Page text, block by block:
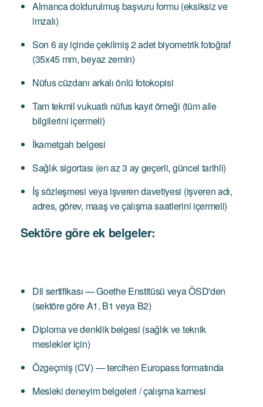
Almanca doldurulmuş başvuru formu (eksiksiz ve
imzalı)
Son 6 ay içinde çekilmiş 2 adet biyometrik fotoğraf
(35x45 mm, beyaz zemin)
Nüfus cüzdanı arkalı önlü fotokopisi
Tam tekmil vukuatlı nüfus kayıt örneği (tüm aile
bilgilerini içermeli)
İkametgah belgesi
Sağlık sigortası (en az 3 ay geçerli, güncel tarihli)
İş sözleşmesi veya işveren davetiyesi (işveren adı,
adres, görev, maaş ve çalışma saatlerini içermeli)
Sektöre göre ek belgeler:
Dil sertifikası — Goethe Enstitüsü veya ÖSD'den
(sektöre göre A1, B1 veya B2)
Diploma ve denklik belgesi (sağlık ve teknik
meslekler için)
Özgeçmiş (CV) — tercihen Europass formatında
Mesleki deneyim belgeleri / çalışma karnesi